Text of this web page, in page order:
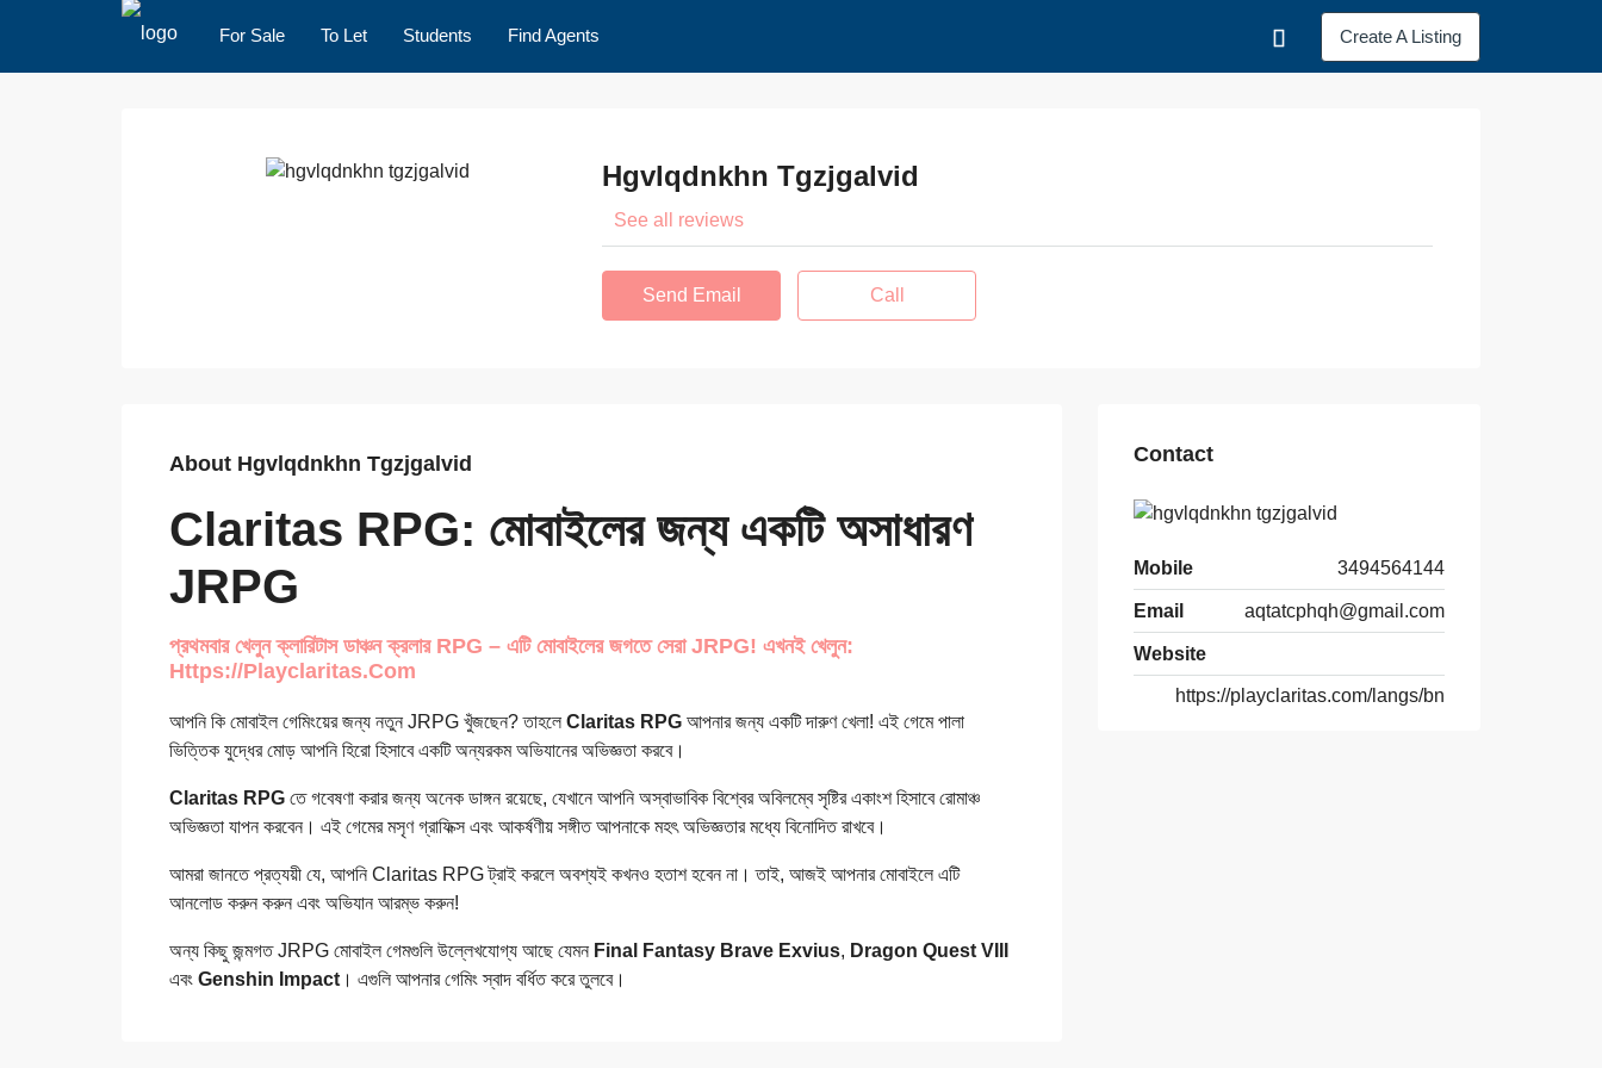
For Sale To Let Students Find Agents Create A Listing
Hgvlqdnkhn Tgzjgalvid
See all reviews
Send Email Call
About Hgvlqdnkhn Tgzjgalvid
Claritas RPG: মোবাইলের জন্য একটি অসাধারণ
JRPG
প্রথমবার খেলুন ক্লারিটাস ডাঞ্চন ক্রলার RPG – এটি মোবাইলের জগতে সেরা JRPG! এখনই খেলুন:
Https://playclaritas.com
আপনি কি মোবাইল গেমিংয়ের জন্য নতুন JRPG খুঁজছেন? তাহলে Claritas RPG আপনার জন্য একটি দারুণ খেলা! এই গেমে পালা
ভিত্তিক যুদ্ধের মোড় আপনি হিরো হিসাবে একটি অন্যরকম অভিযানের অভিজ্ঞতা করবে।
Claritas RPG তে গবেষণা করার জন্য অনেক ডাঙ্গন রয়েছে, যেখানে আপনি অস্বাভাবিক বিশ্বের অবিলম্বে সৃষ্টির একাংশ হিসাবে রোমাঞ্চ
অভিজ্ঞতা যাপন করবেন। এই গেমের মসৃণ গ্রাফিক্স এবং আকর্ষণীয় সঙ্গীত আপনাকে মহৎ অভিজ্ঞতার মধ্যে বিনোদিত রাখবে।
আমরা জানতে প্রত্যয়ী যে, আপনি Claritas RPG ট্রাই করলে অবশ্যই কখনও হতাশ হবেন না। তাই, আজই আপনার মোবাইলে এটি
আনলোড করুন করুন এবং অভিযান আরম্ভ করুন!
অন্য কিছু জন্মগত JRPG মোবাইল গেমগুলি উল্লেখযোগ্য আছে যেমন Final Fantasy Brave Exvius, Dragon Quest VIII
এবং Genshin Impact । এগুলি আপনার গেমিং স্বাদ বর্ধিত করে তুলবে।
Contact
Mobile 3494564144
Email aqtatcphqh@gmail.com
Website
https://playclaritas.com/langs/bn